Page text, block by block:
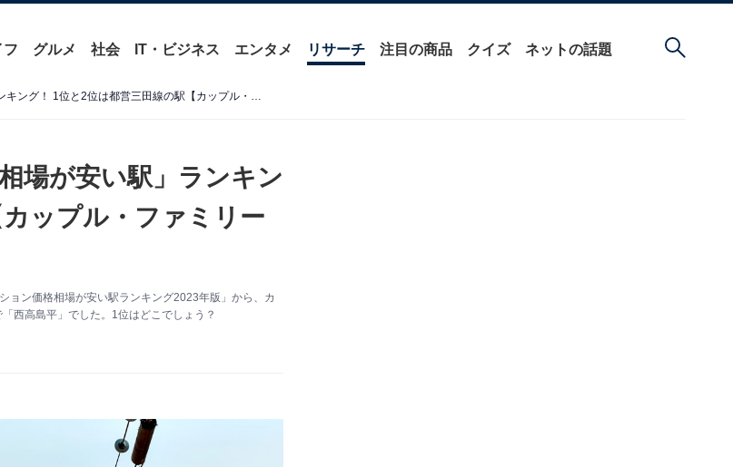
フ グルメ 社会 IT・ビジネス エンタメ リサーチ 注目の商品 クイズ ネットの話題
「東京23区の中古マンション価格相場が安い駅」ランキング！ 1位と2位は都営三田線の駅【カップル・ファミリー向け】
場が安い駅」ランキン
ップル・ファミリー
ョン価格相場が安い駅ランキング2023年版」から、カ
西高島平」でした。1位はどこでしょう？